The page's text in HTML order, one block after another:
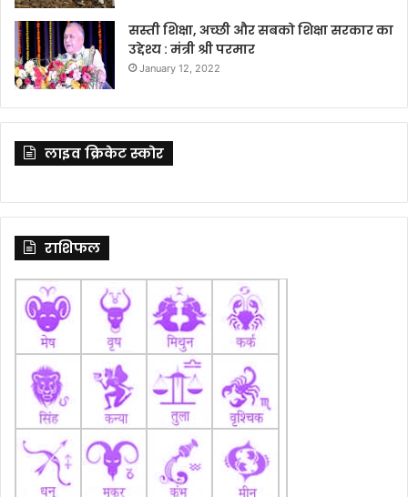
सस्ती शिक्षा, अच्छी और सबको शिक्षा सरकार का
उद्देश्य : मंत्री श्री परमार
January 12, 2022
लाइव क्रिकेट स्कोर
राशिफल